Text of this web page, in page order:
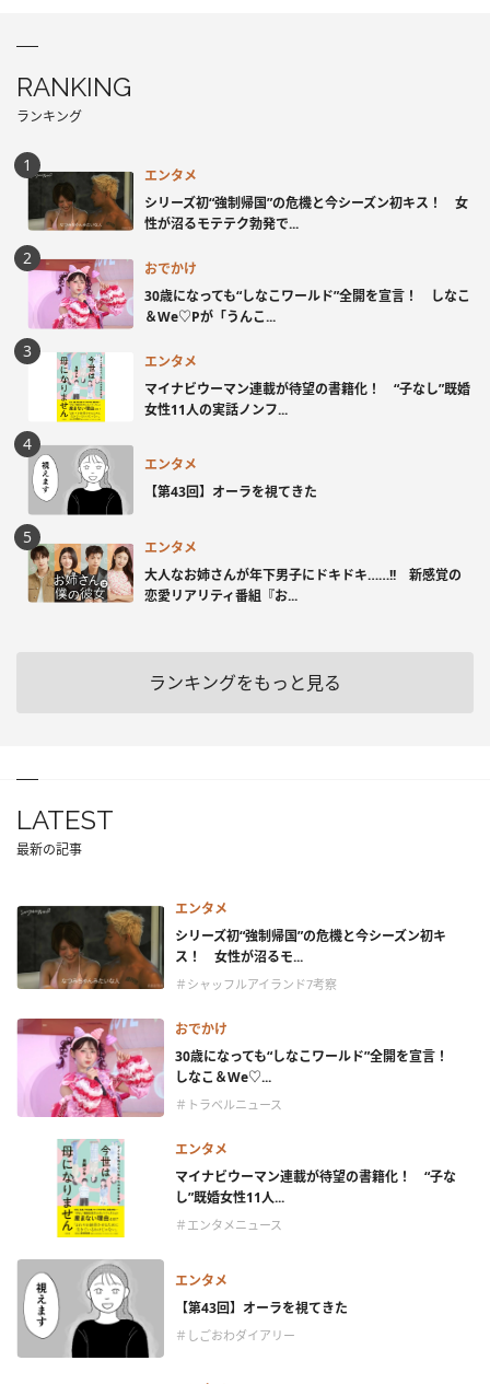
RANKING
ランキング
エンタメ
シリーズ初“強制帰国”の危機と今シーズン初キス！ 女
性が沼るモテテク勃発で...
おでかけ
30歳になっても“しなこワールド”全開を宣言！ しなこ
＆We♡Pが「うんこ...
エンタメ
マイナビウーマン連載が待望の書籍化！ “子なし”既婚
女性11人の実話ノンフ...
エンタメ
【第43回】オーラを視てきた
エンタメ
大人なお姉さんが年下男子にドキドキ……!! 新感覚の
恋愛リアリティ番組『お...
ランキングをもっと見る
LATEST
最新の記事
エンタメ
シリーズ初“強制帰国”の危機と今シーズン初キ
ス！ 女性が沼るモ...
＃シャッフルアイランド7考察
おでかけ
30歳になっても“しなこワールド”全開を宣言！
しなこ＆We♡...
＃トラベルニュース
エンタメ
マイナビウーマン連載が待望の書籍化！ “子な
し”既婚女性11人...
＃エンタメニュース
エンタメ
【第43回】オーラを視てきた
＃しごおわダイアリー